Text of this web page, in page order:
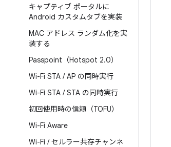
キャプティブ ポータルに
Android カスタムタブを実装
MAC アドレス ランダム化を実
装する
Passpoint（Hotspot 2.0）
Wi-Fi STA /AP の同時実行
Wi-Fi STA /STA の同時実行
初回使用時の信頼（TOFU）
Wi-Fi Aware
Wi-Fi /セルラー共存チャンネ